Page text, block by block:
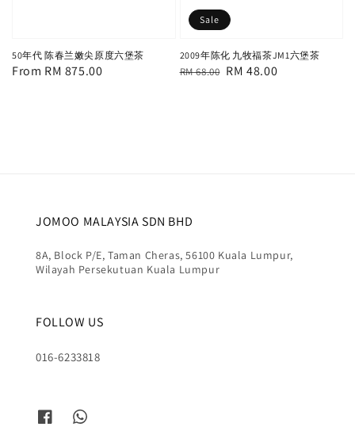
50年代 陈春兰嫩尖原度六堡茶
Regular
From RM 875.00
Sale
2009年陈化 九牧福茶JM1六堡茶
Regular
RM 68.00 Sale
RM 48.00
JOMOO MALAYSIA SDN BHD
8A, Block P/E, Taman Cheras, 56100 Kuala Lumpur,
Wilayah Persekutuan Kuala Lumpur
FOLLOW US
016-6233818